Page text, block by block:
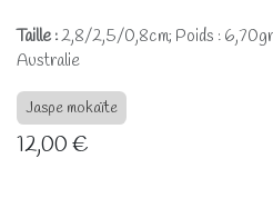
Taille :2,8/2,5/0,8cm; Poids :
Australie
Jaspe mokaïte
12,00€